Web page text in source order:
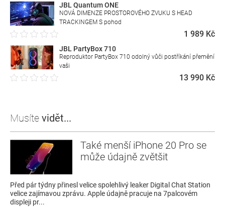
JBL Quantum ONE
NOVÁ DIMENZE PROSTOROVÉHO ZVUKU S HEAD
TRACKINGEM S pohod
1 989 Kč
JBL PartyBox 710
Reproduktor PartyBox 710 odolný vůči postříkání přemění
vaši
13 990 Kč
Musíte vidět...
Také menší iPhone 20 Pro se
může údajně zvětšit
Před pár týdny přinesl velice spolehlivý leaker Digital Chat Station
velice zajímavou zprávu. Apple údajně pracuje na 7palcovém
displeji pr...